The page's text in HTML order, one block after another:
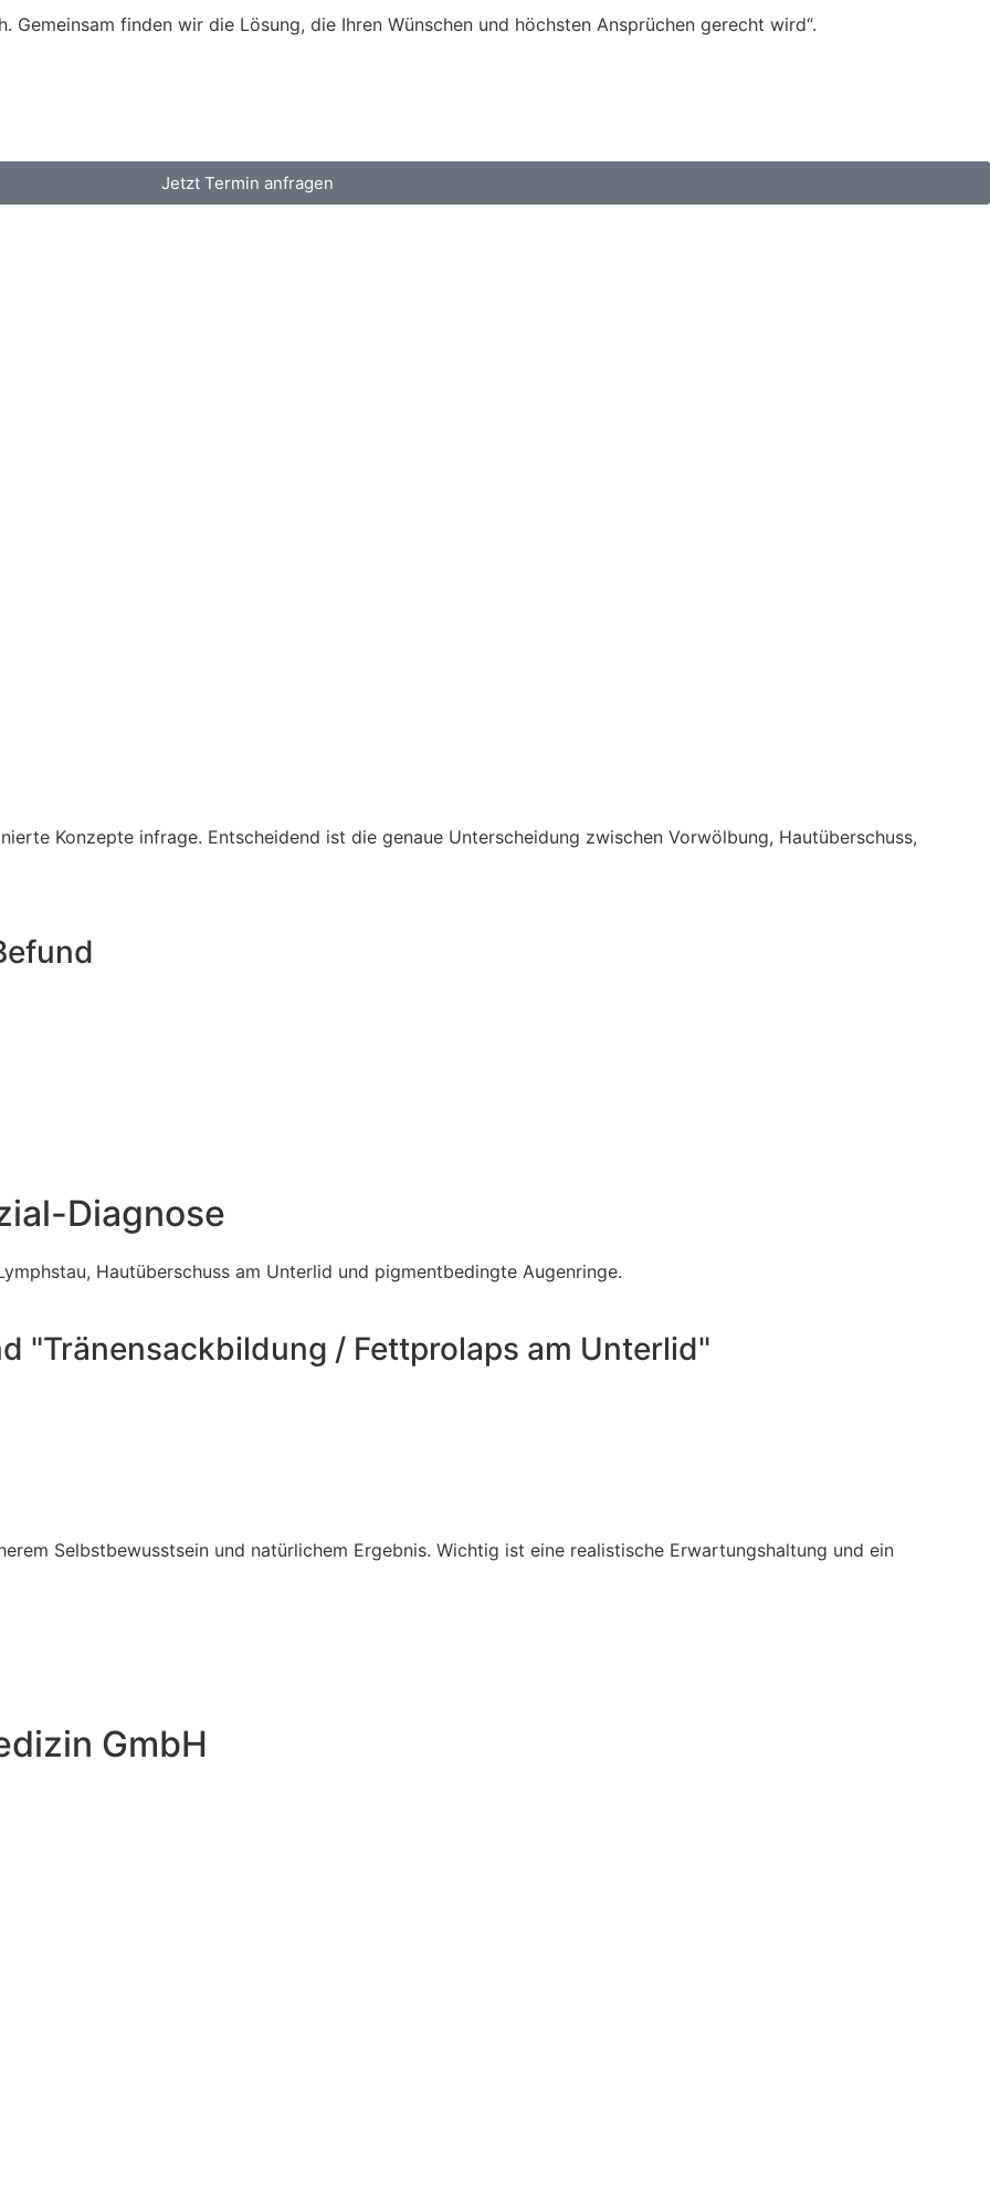
Gemeinsam finden wir die Lösung, die Ihren Wünschen und höchsten Ansprüchen gerecht wird“.
Jetzt Termin anfragen
Konzepte infrage. Entscheidend ist die genaue Unterscheidung zwischen Vorwölbung, Hautüberschuss,
Diagnose
Hautüberschuss am Unterlid und pigmentbedingte Augenringe.
"Tränensackbildung / Fettprolaps am Unterlid"
Selbstbewusstsein und natürlichem Ergebnis. Wichtig ist eine realistische Erwartungshaltung und ein
GmbH